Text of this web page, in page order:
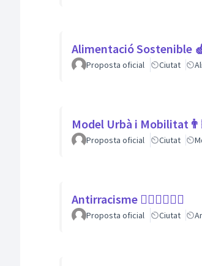
Alimentació Sostenible
Proposta oficial Ciutat
Model Urbà i
Proposta oficial Ciutat
Antirracisme ✊🏾✊🏼✊🏿
Proposta oficial Ciutat